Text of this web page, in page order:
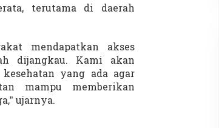
terutama di daerah
mendapatkan akses
dijangkau. Kami akan
yang ada agar
mampu memberikan
ujarnya.